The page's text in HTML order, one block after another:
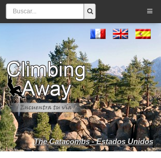
The Catacombs - Estados Unidos